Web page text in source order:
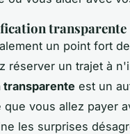
transparente
un point fort
réserver un trajet à
est un
vous allez payer
les surprises